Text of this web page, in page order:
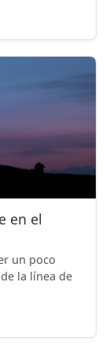
en el
un poco
la línea de